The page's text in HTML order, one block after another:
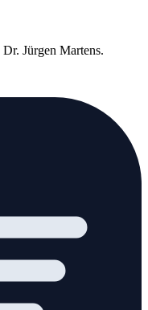
Dr. Jürgen Martens.